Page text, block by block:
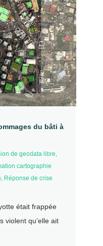
du bâti à
de geodata libre,
cartographie
, Réponse de crise
était frappée
violent qu’elle ait